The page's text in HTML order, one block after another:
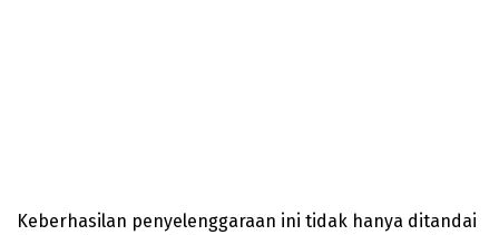
Keberhasilan penyelenggaraan ini tidak hanya ditandai